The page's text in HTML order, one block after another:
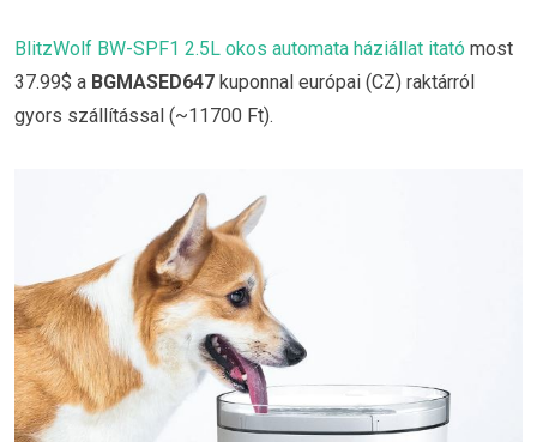
BlitzWolf BW-SPF1 2.5L okos automata háziállat itató most
37.99$ a BGMASED647 kuponnal európai (CZ) raktárról
gyors szállítással (~11700 Ft).